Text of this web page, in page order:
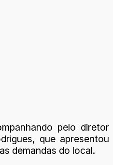
pelo diretor
que apresentou
demandas do local.